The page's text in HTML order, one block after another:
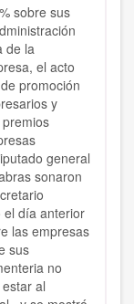
sobre sus
de la
el acto
promoción
y
general
sonaron
el día anterior
las empresas
sus
no
al